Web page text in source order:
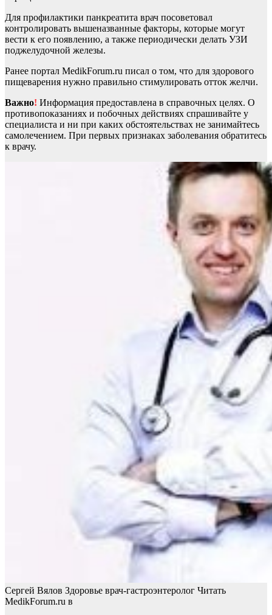
Для профилактики панкреатита врач посоветовал
контролировать вышеназванные факторы, которые могут
вести к его появлению, а также периодически делать УЗИ
поджелудочной железы.
Ранее портал MedikForum.ru писал о том, что для здорового
пищеварения нужно правильно стимулировать отток желчи.
Важно! Информация предоставлена в справочных целях. О
противопоказаниях и побочных действиях спрашивайте у
специалиста и ни при каких обстоятельствах не занимайтесь
самолечением. При первых признаках заболевания обратитесь
к врачу.
Сергей Вялов Здоровье врач-гастроэнтеролог Читать
MedikForum.ru в